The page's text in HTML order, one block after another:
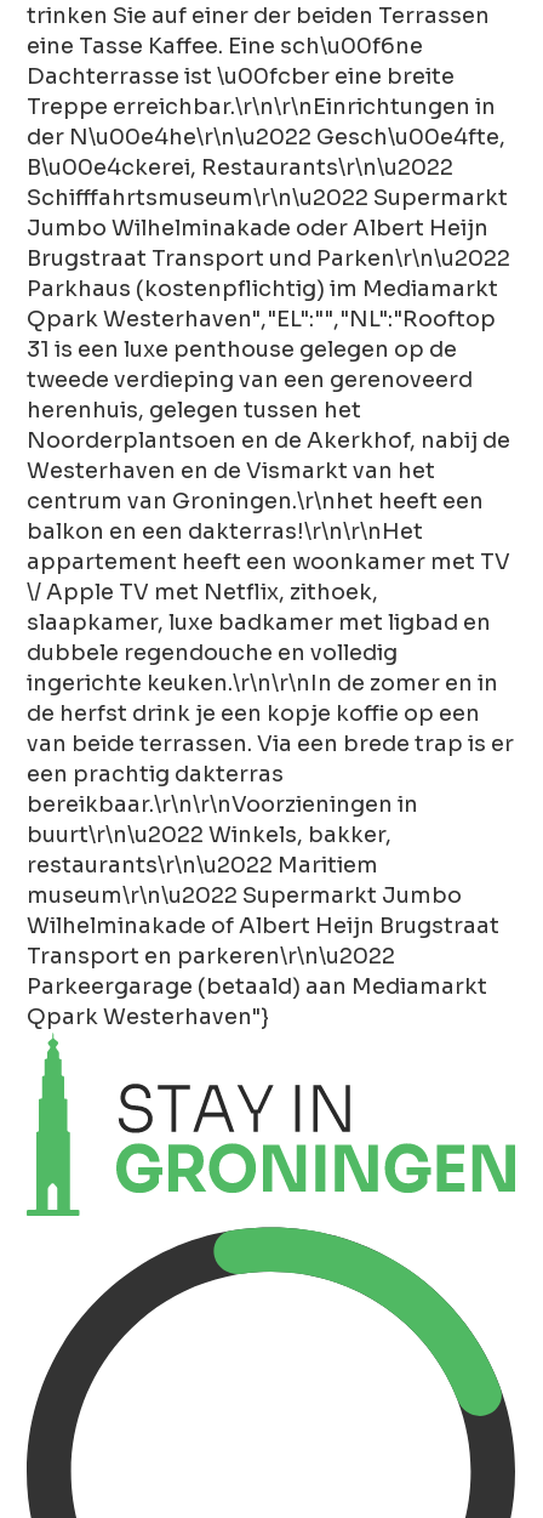
trinken Sie auf einer der beiden Terrassen
eine Tasse Kaffee. Eine sch\u00f6ne
Dachterrasse ist \u00fcber eine breite
Treppe erreichbar.\r\n\r\nEinrichtungen in
der N\u00e4he\r\n\u2022 Gesch\u00e4fte,
B\u00e4ckerei, Restaurants\r\n\u2022
Schifffahrtsmuseum\r\n\u2022 Supermarkt
Jumbo Wilhelminakade oder Albert Heijn
Brugstraat Transport und Parken\r\n\u2022
Parkhaus (kostenpflichtig) im Mediamarkt
Qpark Westerhaven","EL":"","NL":"Rooftop
31 is een luxe penthouse gelegen op de
tweede verdieping van een gerenoveerd
herenhuis, gelegen tussen het
Noorderplantsoen en de Akerkhof, nabij de
Westerhaven en de Vismarkt van het
centrum van Groningen.\r\nhet heeft een
balkon en een dakterras!\r\n\r\nHet
appartement heeft een woonkamer met TV
\/ Apple TV met Netflix, zithoek,
slaapkamer, luxe badkamer met ligbad en
dubbele regendouche en volledig
ingerichte keuken.\r\n\r\nIn de zomer en in
de herfst drink je een kopje koffie op een
van beide terrassen. Via een brede trap is er
een prachtig dakterras
bereikbaar.\r\n\r\nVoorzieningen in
buurt\r\n\u2022 Winkels, bakker,
restaurants\r\n\u2022 Maritiem
museum\r\n\u2022 Supermarkt Jumbo
Wilhelminakade of Albert Heijn Brugstraat
Transport en parkeren\r\n\u2022
Parkeergarage (betaald) aan Mediamarkt
Qpark Westerhaven"}